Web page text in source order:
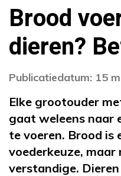
Brood
dieren?
Publicatiedatum: 15
Elke grootouder
gaat weleens naar
te voeren. Brood is
voederkeuze, maar
verstandige.